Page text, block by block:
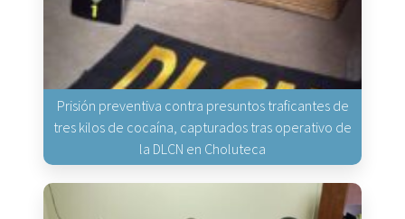
Prisión preventiva contra presuntos traficantes de
tres kilos de cocaína, capturados tras operativo de
la DLCN en Choluteca